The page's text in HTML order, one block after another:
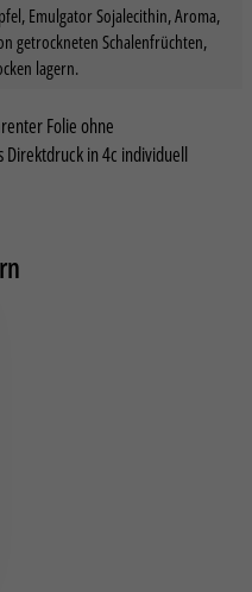
Emulgator Sojalecithin, Aroma,
getrockneten Schalenfrüchten,
lagern.
Folie ohne
Direktdruck in 4c individuell
anzeigen
unsere Website nutzen.
anzeigen